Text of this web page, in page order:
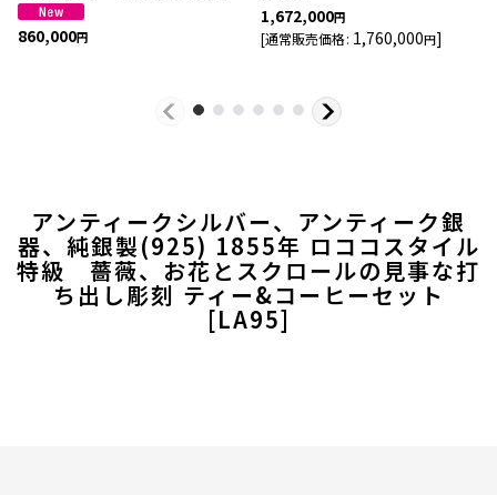
アンティークシルバー、アンティーク銀
器、純銀製(925) 1855年 ロココスタイル
特級 薔薇、お花とスクロールの見事な打
ち出し彫刻 ティー&コーヒーセット
[LA95]
860,000円
1,672,000円
[通常販売価格: 1,760,000円]